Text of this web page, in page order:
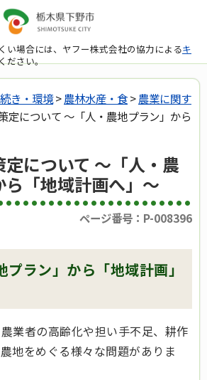
い場合には、ヤフー株式会社の協力によるキ
ださい。
き・環境>農林水産・食>農業に関す
定について ～「人・農地プラン」から
について ～「人・農
「地域計画へ」～
ページ番号：P-008396
プラン」から「地域計画」
業者の高齢化や担い手不足、耕作
地をめぐる様々な問題がありま